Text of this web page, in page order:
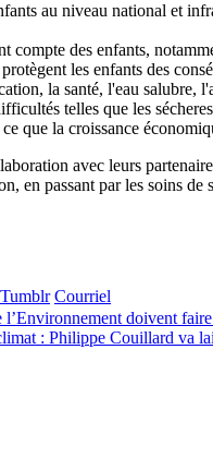
au niveau national et
compte des enfants,
les enfants des
la santé, l'eau salubre,
telles que les
que la croissance
avec leurs
en passant par les soins de
Tumblr Courriel
doivent
: Philippe Couillard va